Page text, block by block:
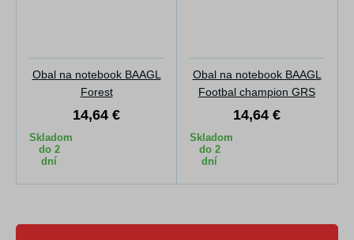
Obal na notebook BAAGL
Forest
14,64 €
Skladom
do 2
dní
Obal na notebook BAAGL
Footbal champion GRS
14,64 €
Skladom
do 2
dní